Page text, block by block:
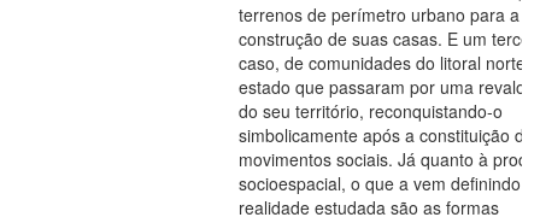
terrenos de perímetro urbano para a
construção de suas casas. E um
caso, de comunidades do litoral norte
estado que passaram por uma
do seu território, reconquistando-o
simbolicamente após a constituição de
movimentos sociais. Já quanto à
socioespacial, o que a vem definindo
realidade estudada são as formas